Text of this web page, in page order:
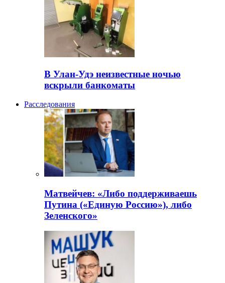
В Улан-Удэ неизвестные ночью
вскрыли банкоматы
Расследования
Матвейчев: «Либо поддерживаешь
Путина («Единую Россию»), либо
Зеленского»